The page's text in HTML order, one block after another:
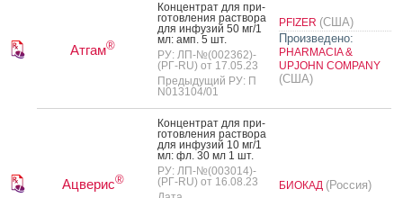
Атгам®
Кон­цен­трат для при­
готов­ле­ния рас­тво­ра
для ин­фу­зий 50 мг/1
мл: амп. 5 шт.
РУ: ЛП-№(002362)-
(РГ-RU) от 17.05.23
Предыдущий РУ: П
N013104/01
PFIZER (США)
Произведено:
PHARMACIA &
UPJOHN COMPANY
(США)
Ацверис®
Кон­цен­трат для при­
готов­ле­ния рас­тво­ра
для ин­фу­зий 10 мг/1
мл: фл. 30 мл 1 шт.
РУ: ЛП-№(003014)-
(РГ-RU) от 16.08.23
БИОКАД (Россия)